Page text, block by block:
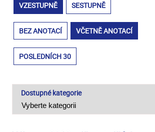
VZESTUPNĚ SESTUPNĚ
BEZ ANOTACÍ VČETNĚ ANOTACÍ
POSLEDNÍCH 30
Dostupné kategorie